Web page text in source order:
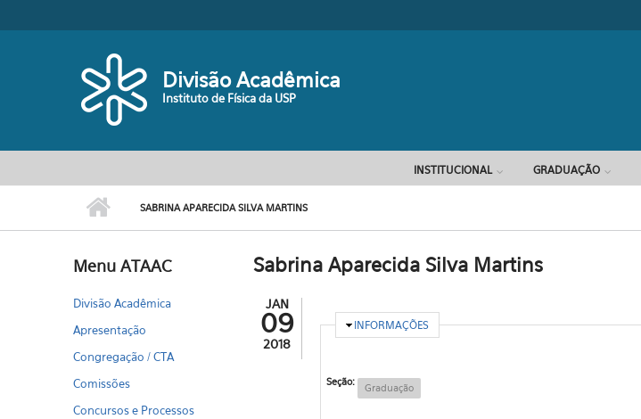
Divisão Acadêmica
Instituto de Física da USP
INSTITUCIONAL GRADUAÇÃO
SABRINA APARECIDA SILVA MARTINS
Menu ATAAC
Divisão Acadêmica
Apresentação
Congregação / CTA
Comissões
Concursos e Processos
Sabrina Aparecida Silva Martins
JAN
09
2018
OCULTAR
INFORMAÇÕES
Seção: Graduação